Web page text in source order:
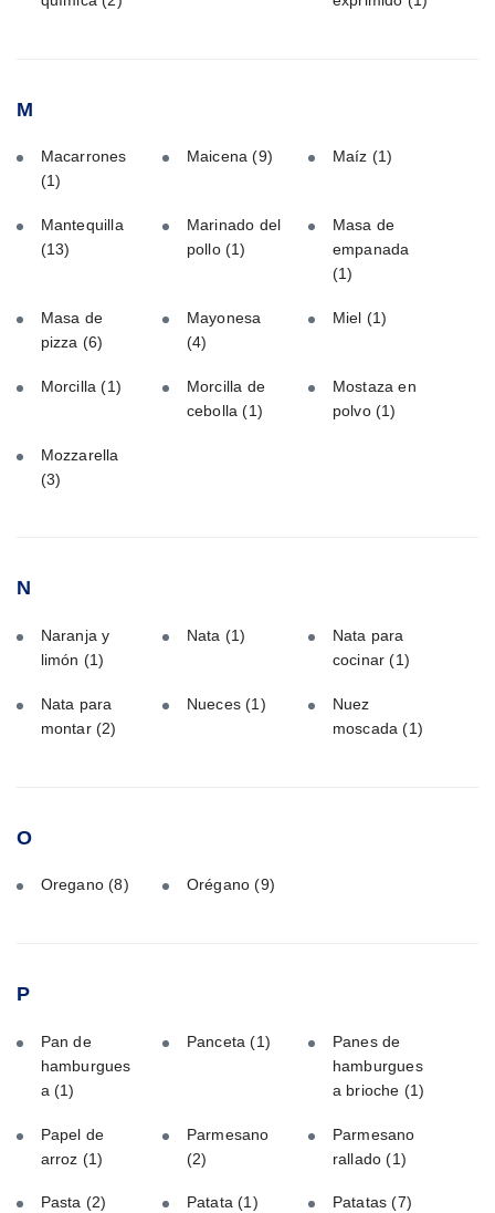
M
Macarrones
(1)
Maicena(9) Maíz (1)
Mantequilla
(13)
Marinado del
pollo (1)
Masa de
empanada
(1)
Masa de
pizza (6)
Mayonesa
(4)
Miel (1)
Morcilla(1)
Morcilla de
cebolla(1)
Mostaza en
polvo(1)
Mozzarella
(3)
N
Naranja y
limón (1)
Nata (1)
Nata para
cocinar(1)
Nata para
montar (2)
Nueces(1)
Nuez
moscada(1)
O
Oregano(8) Orégano(9)
P
Pan de
hamburgues
a (1)
Panceta(1)
Panes de
hamburgues
a brioche (1)
Papel de
arroz (1)
Parmesano
(2)
Parmesano
rallado(1)
Pasta (2) Patata(1) Patatas(7)